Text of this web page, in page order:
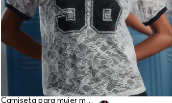
Camiseta para mujer manga corta